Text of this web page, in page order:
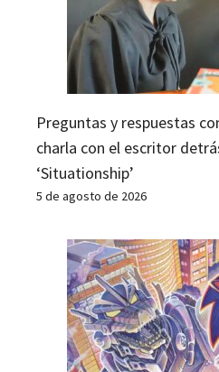
Preguntas y respuestas
charla con el escritor
‘Situationship’
5 de agosto de 2026